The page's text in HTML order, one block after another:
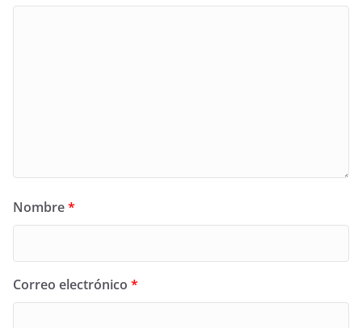
Nombre*
Correo electrónico *